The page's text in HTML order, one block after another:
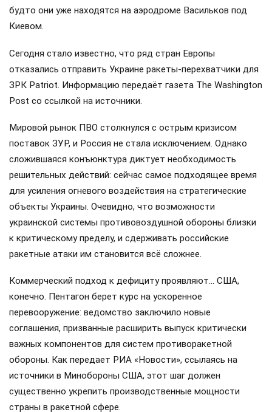
будто они уже находятся на аэродроме Васильков под
Киевом.
Сегодня стало известно, что ряд стран Европы
отказались отправить Украине ракеты-перехватчики для
ЗРК Patriot. Информацию передаёт газета The Washington
Post со ссылкой на источники.
Мировой рынок ПВО столкнулся с острым кризисом
поставок ЗУР, и Россия не стала исключением. Однако
сложившаяся конъюнктура диктует необходимость
решительных действий: сейчас самое подходящее время
для усиления огневого воздействия на стратегические
объекты Украины. Очевидно, что возможности
украинской системы противовоздушной обороны близки
к критическому пределу, и сдерживать российские
ракетные атаки им становится всё сложнее.
Коммерческий подход к дефициту проявляют… США,
конечно. Пентагон берет курс на ускоренное
перевооружение: ведомство заключило новые
соглашения, призванные расширить выпуск критически
важных компонентов для систем противоракетной
обороны. Как передает РИА «Новости», ссылаясь на
источники в Минобороны США, этот шаг должен
существенно укрепить производственные мощности
страны в ракетной сфере.